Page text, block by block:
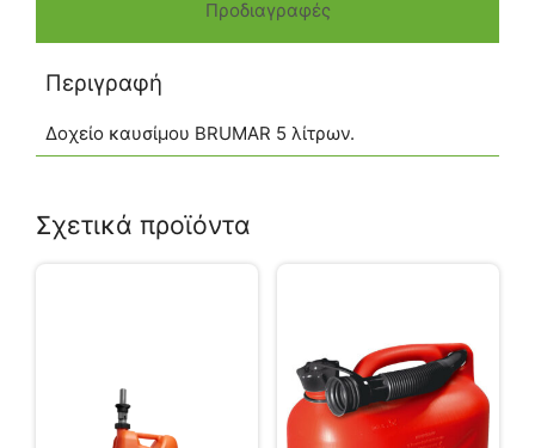
Προδιαγραφές
Περιγραφή
Δοχείο καυσίμου BRUMAR 5 λίτρων.
Σχετικά προϊόντα